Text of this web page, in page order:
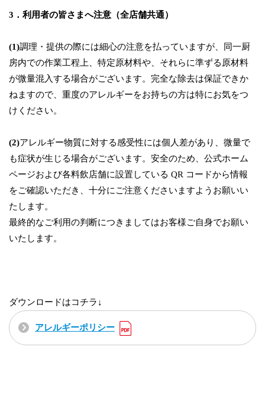
3．利用者の皆さまへ注意（全店舗共通）
(1)調理・提供の際には細心の注意を払っていますが、同一厨
房内での作業工程上、特定原材料や、それらに準ずる原材料
が微量混入する場合がございます。完全な除去は保証できか
ねますので、重度のアレルギーをお持ちの方は特にお気をつ
けください。
(2)アレルギー物質に対する感受性には個人差があり、微量で
も症状が生じる場合がございます。安全のため、公式ホーム
ページおよび各料飲店舗に設置している QR コードから情報
をご確認いただき、十分にご注意くださいますようお願いい
たします。
最終的なご利用の判断につきましてはお客様ご自身でお願い
いたします。
ダウンロードはコチラ↓
アレルギーポリシー